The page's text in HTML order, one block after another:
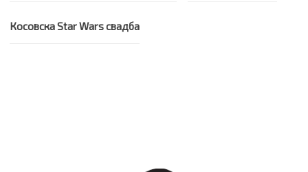
Косовска Star Wars свадба